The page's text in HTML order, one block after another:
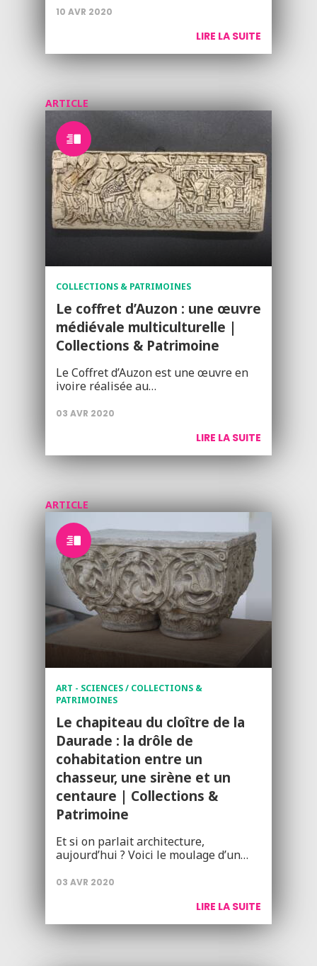
10 AVR 2020
LIRE LA SUITE
ARTICLE
COLLECTIONS & PATRIMOINES
Le coffret d’Auzon : une œuvre
médiévale multiculturelle |
Collections & Patrimoine
Le Coffret d’Auzon est une œuvre en
ivoire réalisée au…
03 AVR 2020
LIRE LA SUITE
ARTICLE
ART - SCIENCES / COLLECTIONS &
PATRIMOINES
Le chapiteau du cloître de la
Daurade : la drôle de
cohabitation entre un
chasseur, une sirène et un
centaure | Collections &
Patrimoine
Et si on parlait architecture,
aujourd’hui ? Voici le moulage d’un…
03 AVR 2020
LIRE LA SUITE